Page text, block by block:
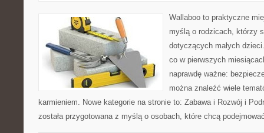
Wallaboo to praktyczne
myślą o rodzicach, którzy
dotyczących małych
co w pierwszych
naprawdę ważne:
można znaleźć wiele
karmieniem. Nowe kategorie na stronie to: Zabawa i Rozwój i
została przygotowana z myślą o osobach, które chcą